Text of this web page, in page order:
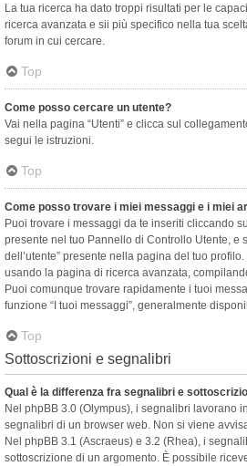
La tua ricerca ha dato troppi risultati per le
ricerca avanzata e sii più specifico nella tua
forum in cui cercare.
Top
Come posso cercare un utente?
Vai nella pagina “Utenti” e clicca sul
segui le istruzioni.
Top
Come posso trovare i miei messaggi e i miei
Puoi trovare i messaggi da te inseriti cliccando
presente nel tuo Pannello di Controllo Utente, e
dell’utente” presente nella pagina del tuo
usando la pagina di ricerca avanzata,
Puoi comunque trovare rapidamente i tuoi
funzione “I tuoi messaggi”, generalmente
Top
Sottoscrizioni e segnalibri
Qual è la differenza fra segnalibri e
Nel phpBB 3.0 (Olympus), i segnalibri lavorano
segnalibri di un browser web. Non si viene
Nel phpBB 3.1 (Ascraeus) e 3.2 (Rhea), i
sottoscrizione di un argomento. È possibile